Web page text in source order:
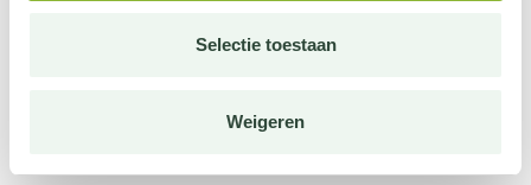
Selectie toestaan
Weigeren